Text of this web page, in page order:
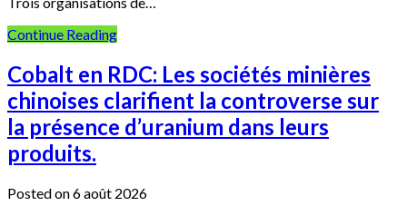
Continue Reading
Cobalt en RDC: Les sociétés minières
chinoises clarifient la controverse sur
la présence d’uranium dans leurs
produits.
Posted on 6 août 2026